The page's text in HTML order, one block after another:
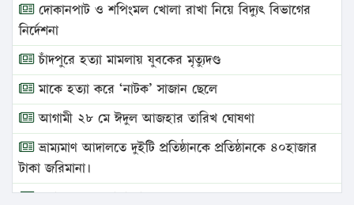
দোকানপাট ও শপিংমল খোলা রাখা নিয়ে বিদ্যুৎ বিভাগের
নির্দেশনা
চাঁদপুরে হত্যা মামলায় যুবকের মৃত্যুদণ্ড
মাকে হত্যা করে ‘নাটক’ সাজান ছেলে
আগামী ২৮ মে ঈদুল আজহার তারিখ ঘোষণা
ভ্রাম্যমাণ আদালতে দুইটি প্রতিষ্ঠানকে প্রতিষ্ঠানকে ৪০হাজার
টাকা জরিমানা।
এবার লঞ্চের ভাড়া বাড়ল